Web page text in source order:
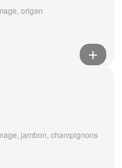
origan
jambon, champignons